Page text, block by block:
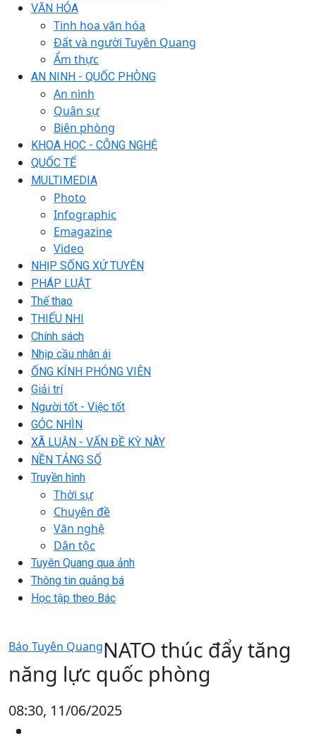
VĂN HÓA
Tinh hoa văn hóa
Đất và người Tuyên Quang
Ẩm thực
AN NINH - QUỐC PHÒNG
An ninh
Quân sự
Biên phòng
KHOA HỌC - CÔNG NGHỆ
QUỐC TẾ
MULTIMEDIA
Photo
Infographic
Emagazine
Video
NHỊP SỐNG XỨ TUYÊN
PHÁP LUẬT
Thể thao
THIẾU NHI
Chính sách
Nhịp cầu nhân ái
ỐNG KÍNH PHÓNG VIÊN
Giải trí
Người tốt - Việc tốt
GÓC NHÌN
XÃ LUẬN - VẤN ĐỀ KỲ NÀY
NỀN TẢNG SỐ
Truyền hình
Thời sự
Chuyên đề
Văn nghệ
Dân tộc
Tuyên Quang qua ảnh
Thông tin quảng bá
Học tập theo Bác
Báo Tuyên QuangNATO thúc đẩy tăng
năng lực quốc phòng
08:30, 11/06/2025